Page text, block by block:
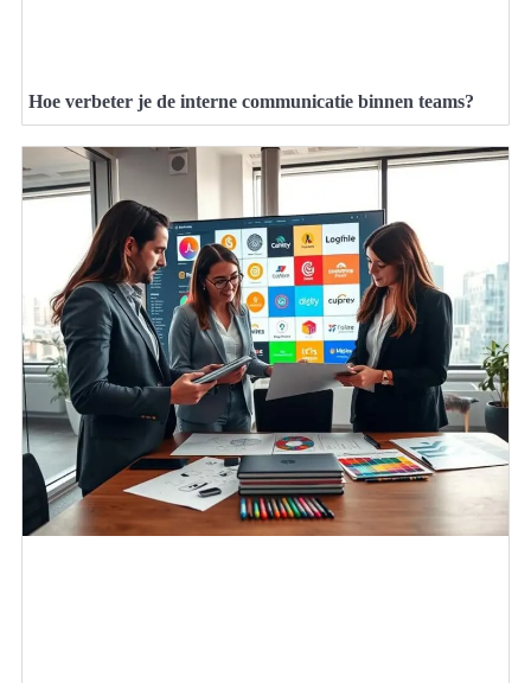
Hoe verbeter je de interne communicatie binnen teams?